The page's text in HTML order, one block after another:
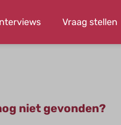
Vraag stellen
niet gevonden?